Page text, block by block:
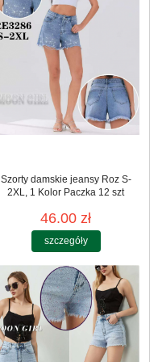
Szorty damskie jeansy Roz S-
2XL, 1 Kolor Paczka 12 szt
46.00 zł
szczegóły